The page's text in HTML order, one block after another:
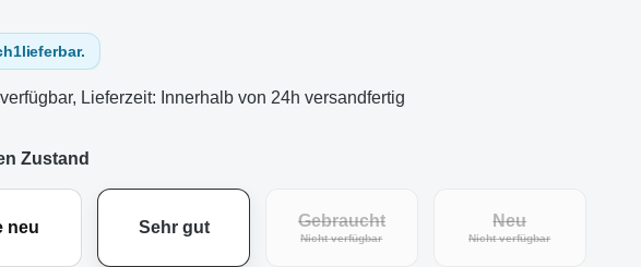
1lieferbar.
Lieferzeit: Innerhalb von 24h versandfertig
Zustand
neu Sehr gut Gebraucht
Nicht verfügbar(Diese Option ist zurzeit nicht verfügbar.)
Neu
Nicht verfügbar(Diese Option ist